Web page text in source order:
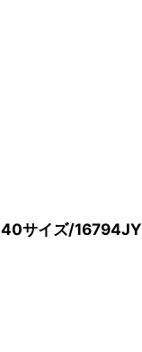
サイズ/16794JY